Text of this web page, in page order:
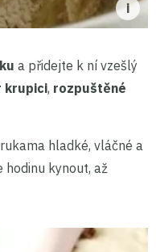
a přidejte k ní vzešlý
krupici, rozpuštěné
hladké, vláčné a
kynout, až